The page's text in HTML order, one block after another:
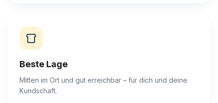
Beste Lage
Mitten im Ort und gut erreichbar – für dich und deine
Kundschaft.